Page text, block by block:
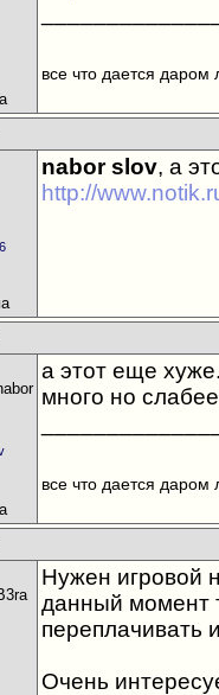
все что дается даром
nabor slov, а
http://
а этот еще
много но
все что дается даром
Нужен игровой
данный момент
переплачивать
Очень